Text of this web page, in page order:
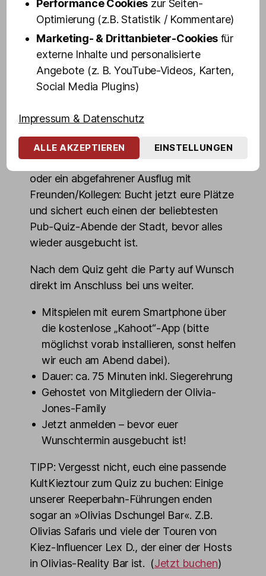
Unvergessliche Erinnerungen und unnützes
TV Wissen rund um legendäre Reality- und
Trash-TV-Formate und -Momente.
Kämpft als Team oder gegeneinander um
den Titel „Olivias Royal Trash Expert“. Als
eine Siegerehrung auf dem RTL
Dschungel-Thron.
Ob Junggesellenabschied, Mädelsabend
oder ein abgefahrener Ausflug mit
Freunden/Kollegen: Bucht jetzt eure Plätze
und sichert euch einen der beliebtesten
Pub-Quiz-Abende der Stadt, bevor alles
wieder ausgebucht ist.
Nach dem Quiz geht die Party auf Wunsch
direkt im Anschluss bei uns weiter.
Mitspielen mit eurem Smartphone über
die kostenlose „Kahoot“-App (bitte
möglichst vorab installieren, sonst helfen
wir euch am Abend dabei).
Dauer: ca. 75 Minuten inkl. Siegerehrung
Gehostet von Mitgliedern der Olivia-
Jones-Family
Jetzt anmelden – bevor euer
Wunschtermin ausgebucht ist!
TIPP: Vergesst nicht, euch eine passende
KultKieztour zum Quiz zu buchen: Einige
unserer Reeperbahn-Führungen enden
sogar an »Olivias Dschungel Bar«. Z.B.
Olivias Safaris und viele der Touren von
Kiez-Influencer Lex D., der einer der Hosts
in Olivias-Reality Bar ist. (Jetzt buchen)
Performance Cookies zur Seiten-
Optimierung (z.B. Statistik / Kommentare)
Marketing- & Drittanbieter-Cookies für
externe Inhalte und personalisierte
Angebote (z. B. YouTube-Videos, Karten,
Social Media Plugins)
Impressum & Datenschutz
ALLE AKZEPTIEREN EINSTELLUNGEN